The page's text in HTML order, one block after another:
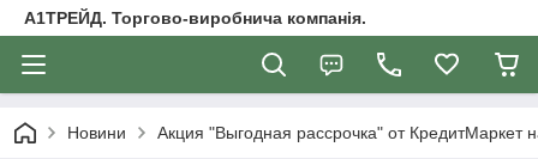
А1ТРЕЙД. Торгово-виробнича компанія.
Новини Акция "Выгодная рассрочка" от КредитМаркет